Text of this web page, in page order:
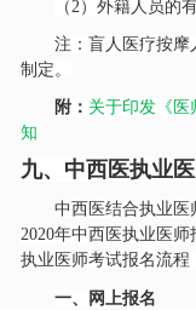
（ 2）外籍人员的
注：盲人医疗按摩
制定。
附： 关于印发《医
知
九、中西医执业
中西医结合执业医
2020年中西医执业医
执业医师考试报名流程
一、网上报名